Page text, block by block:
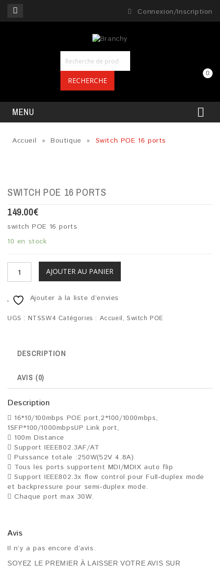
Connexion/Inscription
0
MENU
RECHERCHE
Accueil » Boutique » Switch POE 16 ports
SWITCH POE 16 PORTS
149.00€
switch POE 16 ports
10 en stock
AJOUTER AU PANIER
Ajouter à la liste d’envies
UGS : NTSSW4 Catégories : Accueil, Switch POE
DESCRIPTION
AVIS (0)
Description
 16*10/100mbps POE port,2*100/1000mbps,
1SFP*100/1000mbpsUP Link port,
 100m Distance
 Support IEEE802.3AF/AT
 Puissance totale :250W(52V 4.8A)
 Tous les ports supportent MDI/MDIX auto flip
 Support IEEE802.3x flow control pour Full‐duplex mode
et backpressure pour semi‐duplex mode.
 Chaque port max 30W.
Avis
Il n’y a pas encore d’avis.
SOYEZ LE PREMIER À LAISSER VOTRE AVIS SUR